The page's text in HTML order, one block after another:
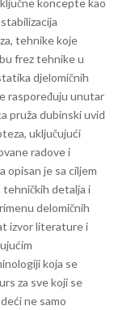
koncepte kao
tehnike koje
frez tehnike u
djelomičnih
raspoređuju unutar
pruža dubinski uvid
uključujući
radove i
opisan je sa ciljem
tehničkih detalja i
delomičnih
izvor literature i
koja se
za sve koji se
ne samo